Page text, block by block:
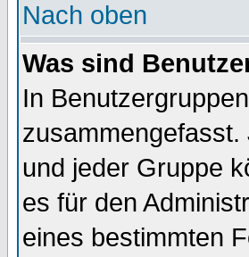
Nach oben
Was sind
In
und jeder Gruppe
es für den
eines bestimmten